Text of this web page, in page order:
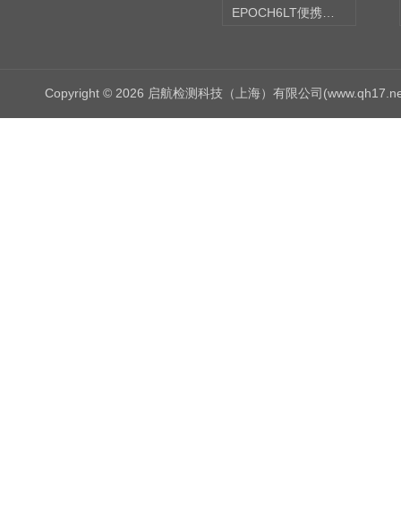
Copyright © 2026 启航检测科技（上海）有限公司